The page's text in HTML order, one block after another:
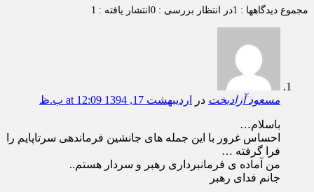
مجموع دیدگاهها : 1 در انتظار بررسی : 0 انتشار یافته : 1
مسعود آزادبخت در اردیبهشت 17, 1394 at 12:09 ب.ظ
باسلام…
احساس غرور با این جمله های جانشین فرماندهی سرتاپایم را
فرا گرفته …
من آماده ی فرمانبرداری رهبر و سردار هستم..
جانم فدای رهبر